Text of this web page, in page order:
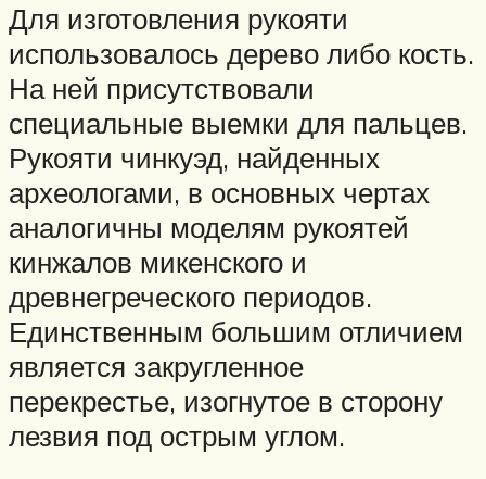
Для изготовления рукояти
использовалось дерево либо кость.
На ней присутствовали
специальные выемки для пальцев.
Рукояти чинкуэд, найденных
археологами, в основных чертах
аналогичны моделям рукоятей
кинжалов микенского и
древнегреческого периодов.
Единственным большим отличием
является закругленное
перекрестье, изогнутое в сторону
лезвия под острым углом.